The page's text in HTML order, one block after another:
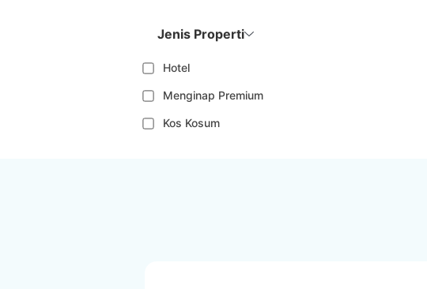
Jenis Properti
Hotel
Menginap Premium
Kos Kosum